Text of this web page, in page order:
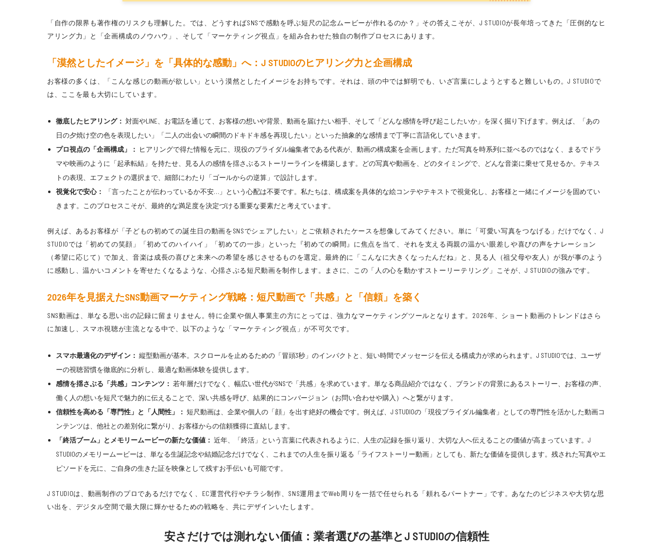
「自作の限界も著作権のリスクも理解した。では、どうすればSNSで感動を呼ぶ短尺の記念ムービーが作れるのか？」その答えこそが、J STUDIOが長年培ってきた「圧倒的なヒ
アリング力」と「企画構成のノウハウ」、そして「マーケティング視点」を組み合わせた独自の制作プロセスにあります。
「漠然としたイメージ」を「具体的な感動」へ：J STUDIOのヒアリング力と企画構成
お客様の多くは、「こんな感じの動画が欲しい」という漠然としたイメージをお持ちです。それは、頭の中では鮮明でも、いざ言葉にしようとすると難しいもの。J STUDIOで
は、ここを最も大切にしています。
徹底したヒアリング： 対面やLINE、お電話を通じて、お客様の想いや背景、動画を届けたい相手、そして「どんな感情を呼び起こしたいか」を深く掘り下げます。例えば、「あの
日の夕焼け空の色を表現したい」「二人の出会いの瞬間のドキドキ感を再現したい」といった抽象的な感情まで丁寧に言語化していきます。
プロ視点の「企画構成」： ヒアリングで得た情報を元に、現役のブライダル編集者である代表が、動画の構成案を企画します。ただ写真を時系列に並べるのではなく、まるでドラ
マや映画のように「起承転結」を持たせ、見る人の感情を揺さぶるストーリーラインを構築します。どの写真や動画を、どのタイミングで、どんな音楽に乗せて見せるか。テキス
トの表現、エフェクトの選択まで、細部にわたり「ゴールからの逆算」で設計します。
視覚化で安心：
「言ったことが伝わっているか不安…」という心配は不要です。私たちは、構成案を具体的な絵コンテやテキストで視覚化し、お客様と一緒にイメージを固めてい
きます。このプロセスこそが、最終的な満足度を決定づける重要な要素だと考えています。
例えば、あるお客様が「子どもの初めての誕生日の動画をSNSでシェアしたい」とご依頼されたケースを想像してみてください。単に「可愛い写真をつなげる」だけでなく、J
STUDIOでは「初めての笑顔」「初めてのハイハイ」「初めての一歩」といった『初めての瞬間』に焦点を当て、それを支える両親の温かい眼差しや喜びの声をナレーション
（希望に応じて）で加え、音楽は成長の喜びと未来への希望を感じさせるものを選定。最終的に「こんなに大きくなったんだね」と、見る人（祖父母や友人）が我が事のよう
に感動し、温かいコメントを寄せたくなるような、心揺さぶる短尺動画を制作します。まさに、この「人の心を動かすストーリーテリング」こそが、J STUDIOの強みです。
2026年を見据えたSNS動画マーケティング戦略：短尺動画で「共感」と「信頼」を築く
SNS動画は、単なる思い出の記録に留まりません。特に企業や個人事業主の方にとっては、強力なマーケティングツールとなります。2026年、ショート動画のトレンドはさら
に加速し、スマホ視聴が主流となる中で、以下のような「マーケティング視点」が不可欠です。
スマホ最適化のデザイン： 縦型動画が基本。スクロールを止めるための「冒頭3秒」のインパクトと、短い時間でメッセージを伝える構成力が求められます。J STUDIOでは、ユーザ
ーの視聴習慣を徹底的に分析し、最適な動画体験を提供します。
感情を揺さぶる「共感」コンテンツ： 若年層だけでなく、幅広い世代がSNSで「共感」を求めています。単なる商品紹介ではなく、ブランドの背景にあるストーリー、お客様の声、
働く人の想いを短尺で魅力的に伝えることで、深い共感を呼び、結果的にコンバージョン（お問い合わせや購入）へと繋がります。
信頼性を高める「専門性」と「人間性」： 短尺動画は、企業や個人の「顔」を出す絶好の機会です。例えば、J STUDIOの「現役ブライダル編集者」としての専門性を活かした動画コ
ンテンツは、他社との差別化に繋がり、お客様からの信頼獲得に直結します。
「終活ブーム」とメモリームービーの新たな価値： 近年、「終活」という言葉に代表されるように、人生の記録を振り返り、大切な人へ伝えることの価値が高まっています。J
STUDIOのメモリームービーは、単なる生誕記念や結婚記念だけでなく、これまでの人生を振り返る「ライフストーリー動画」としても、新たな価値を提供します。残された写真やエ
ピソードを元に、ご自身の生きた証を映像として残すお手伝いも可能です。
J STUDIOは、動画制作のプロであるだけでなく、EC運営代行やチラシ制作、SNS運用までWeb周りを一括で任せられる「頼れるパートナー」です。あなたのビジネスや大切な思
い出を、デジタル空間で最大限に輝かせるための戦略を、共にデザインいたします。
安さだけでは測れない価値：業者選びの基準とJ STUDIOの信頼性